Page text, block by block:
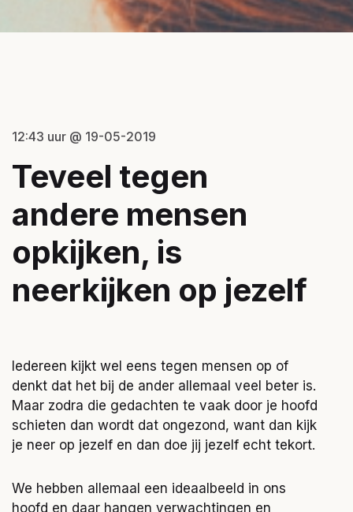
12:43 uur @ 19-05-2019
Teveel tegen
andere mensen
opkijken, is
neerkijken op jezelf
Iedereen kijkt wel eens tegen mensen op of
denkt dat het bij de ander allemaal veel beter is.
Maar zodra die gedachten te vaak door je hoofd
schieten dan wordt dat ongezond, want dan kijk
je neer op jezelf en dan doe jij jezelf echt tekort.
We hebben allemaal een ideaalbeeld in ons
hoofd en daar hangen verwachtingen en